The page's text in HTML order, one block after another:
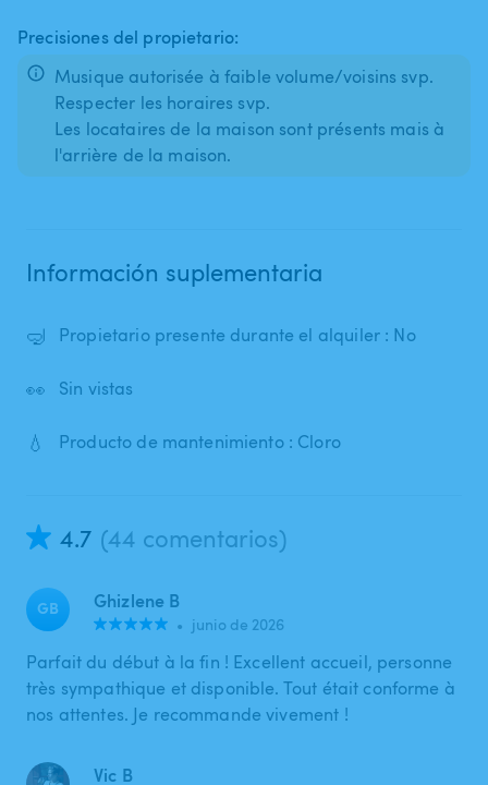
Precisiones del propietario:
Musique autorisée à faible volume/voisins svp.
Respecter les horaires svp.
Les locataires de la maison sont présents mais à
l'arrière de la maison.
Información suplementaria
🤿 Propietario presente durante el alquiler : No
👀 Sin vistas
💧 Producto de mantenimiento : Cloro
4.7 (44 comentarios)
GB Ghizlene B
• junio de 2026
Parfait du début à la fin ! Excellent accueil, personne
très sympathique et disponible. Tout était conforme à
nos attentes. Je recommande vivement !
Vic B